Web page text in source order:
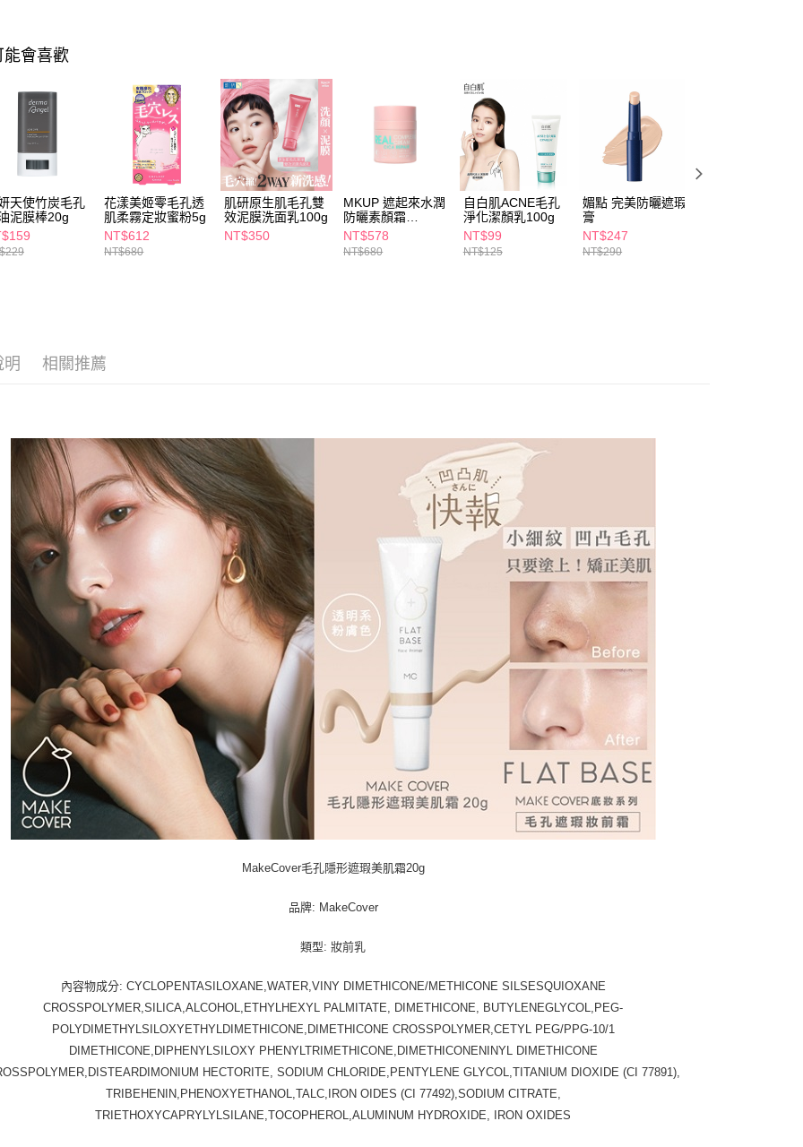
※ 交易是否成功請以「AFTEE先享後付 」之結帳頁面顯示為準，若有關於
是否繳費成功／繳費後需取消欲退款等相關疑問，請聯繫「AFTEE先享後
付客戶支援中心」
https://netprotections.freshdesk.com/support/home
【注意事項】
１．透過由恩沛科技股份有限公司提供之「AFTEE先享後付」服務完成之
交易，需依本服務之必要範圍內提供個人資料，並將交易相關給付款項請
求債權轉讓予恩沛科技股份有限公司。
２．關於個人資料處理事宜，請瀏覽以下網址：
https://aftee.tw/terms/#terms3
３．未成年的使用者請事先徵得法定代理人或監護人之同意方可使用
每筆NT$65，滿NT$490(含以上)免運費
每筆NT$65，滿NT$490(含以上)免運費
每筆NT$65，滿NT$490(含以上)免運費
付款後7-11取貨
每筆NT$65，滿NT$490(含以上)免運費
能會喜歡
天使竹炭毛孔
泥膜棒20g
花漾美姬零毛孔透
肌柔霧定妝蜜粉5g
NT$612
NT$680
肌研原生肌毛孔雙
效泥膜洗面乳100g
NT$350
MKUP 遮起來水潤
防曬素顏霜
SPF23★★★30G
NT$578
NT$680
自白肌ACNE毛孔
淨化潔顏乳100g
NT$99
NT$125
媚點 完美防曬遮瑕
膏
NT$247
NT$290
明 相關推薦
MakeCover毛孔隱形遮瑕美肌霜20g
品牌: MakeCover
類型: 妝前乳
內容物成分: CYCLOPENTASILOXANE,WATER,VINY DIMETHICONE/METHICONE SILSESQUIOXANE
CROSSPOLYMER,SILICA,ALCOHOL,ETHYLHEXYL PALMITATE, DIMETHICONE, BUTYLENEGLYCOL,PEG-
POLYDIMETHYLSILOXYETHYLDIMETHICONE,DIMETHICONE CROSSPOLYMER,CETYL PEG/PPG-10/1
DIMETHICONE,DIPHENYLSILOXY PHENYLTRIMETHICONE,DIMETHICONENINYL DIMETHICONE
HECTORITE, SODIUM CHLORIDE,PENTYLENE GLYCOL,TITANIUM DIOXIDE (CI 77891),
TRIBEHENIN,PHENOXYETHANOL,TALC,IRON OIDES (CI 77492),SODIUM CITRATE,
TRIETHOXYCAPRYLYLSILANE,TOCOPHEROL,ALUMINUM HYDROXIDE, IRON OXIDES